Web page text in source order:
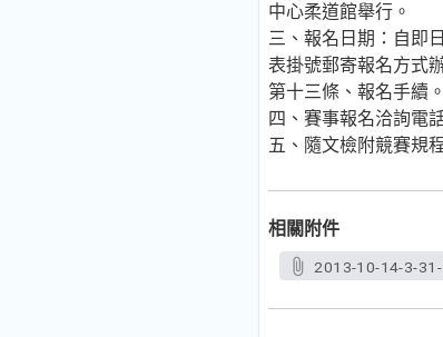
中心柔道館舉行。
三、報名日期：自即
表掛號郵寄報名方式
第十三條、報名手續。
四、賽事報名洽詢電
五、隨文檢附競賽規
相關附件
2013-10-14-3-